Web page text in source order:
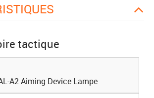
tactique
A2 Aiming Device Lampe